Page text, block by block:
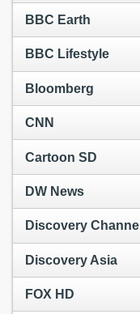
BBC Earth
BBC Lifestyle
Bloomberg
CNN
Cartoon SD
DW News
Discovery Channel
Discovery Asia
FOX HD